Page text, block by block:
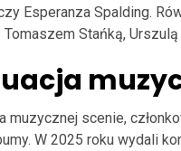
Esperanza Spalding.
Tomaszem Stańką,
muzycznej scenie,
W 2025 roku wydali